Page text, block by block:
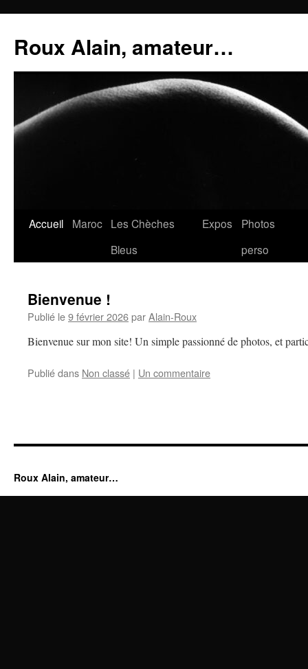
contenu
Roux Alain, amateur…
Accueil Maroc Les Chèches
Bleus
Expos
Photos
perso
Bienvenue !
Publié le9 février 2026parAlain-Roux
Bienvenue sur mon site! Un simple passionné de photos, et
Publié dans Non classé | Un commentaire
Roux Alain, amateur…